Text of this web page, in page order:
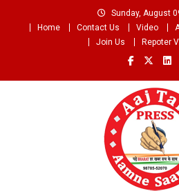
Sunday, August
Home
Contact Us Video
Join Us
Repoter